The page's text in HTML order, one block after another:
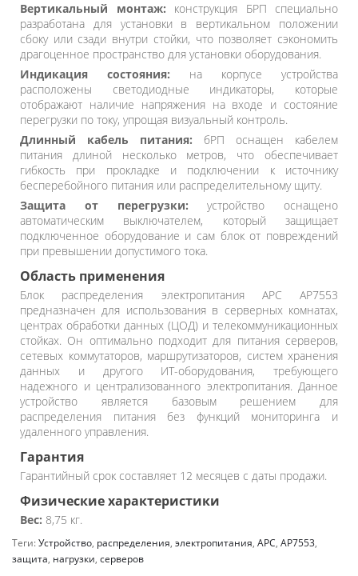
Вертикальный монтаж: конструкция БРП специально
разработана для установки в вертикальном положении
сбоку или сзади внутри стойки, что позволяет сэкономить
драгоценное пространство для установки оборудования.
Индикация состояния: на корпусе устройства
расположены светодиодные индикаторы, которые
отображают наличие напряжения на входе и состояние
перегрузки по току, упрощая визуальный контроль.
Длинный кабель питания: бРП оснащен кабелем
питания длиной несколько метров, что обеспечивает
гибкость при прокладке и подключении к источнику
бесперебойного питания или распределительному щиту.
Защита от перегрузки: устройство оснащено
автоматическим выключателем, который защищает
подключенное оборудование и сам блок от повреждений
при превышении допустимого тока.
Область применения
Блок распределения электропитания APC AP7553
предназначен для использования в серверных комнатах,
центрах обработки данных (ЦОД) и телекоммуникационных
стойках. Он оптимально подходит для питания серверов,
сетевых коммутаторов, маршрутизаторов, систем хранения
данных и другого ИТ-оборудования, требующего
надежного и централизованного электропитания. Данное
устройство является базовым решением для
распределения питания без функций мониторинга и
удаленного управления.
Гарантия
Гарантийный срок составляет 12 месяцев с даты продажи.
Физические характеристики
Вес: 8,75 кг.
Теги:Устройство, распределения, электропитания, APC, AP7553,
защита, нагрузки, серверов